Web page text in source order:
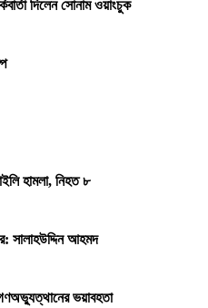
দিলেন সোনাম ওয়াংচুক
হামলা, নিহত ৮
সালাহউদ্দিন আহমদ
ভয়াবহতা